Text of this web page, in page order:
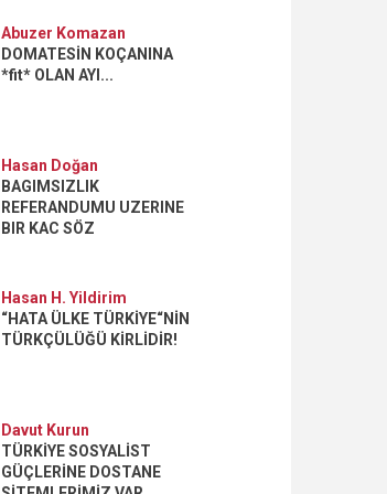
Abuzer Komazan
DOMATESİN KOÇANINA
*fit* OLAN AYI...
Hasan Doğan
BAGIMSIZLIK
REFERANDUMU UZERINE
BIR KAC SÖZ
Hasan H. Yildirim
“HATA ÜLKE TÜRKİYE“NİN
TÜRKÇÜLÜĞÜ KİRLİDİR!
Davut Kurun
TÜRKİYE SOSYALİST
GÜÇLERİNE DOSTANE